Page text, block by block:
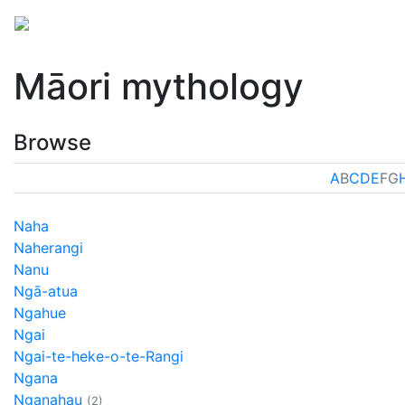
Māori mythology
Browse
ABCDEFG
Naha
Naherangi
Nanu
Ngā-atua
Ngahue
Ngai
Ngai-te-heke-o-te-Rangi
Ngana
Nganahau (2)